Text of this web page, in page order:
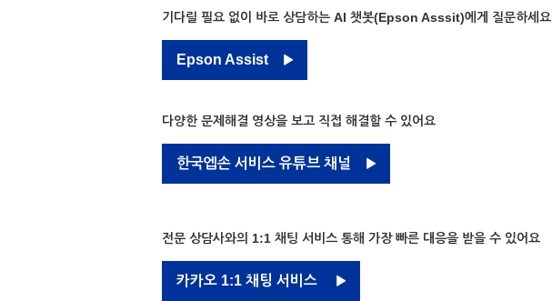
기다릴 필요 없이 바로 상담하는 AI 챗봇(Epson Asssit)에게 질문하세요
Epson Assist
다양한 문제해결 영상을 보고 직접 해결할 수 있어요
한국엡손 서비스 유튜브 채널
전문 상담사와의 1:1 채팅 서비스 통해 가장 빠른 대응을 받을 수 있어요
카카오 1:1 채팅 서비스